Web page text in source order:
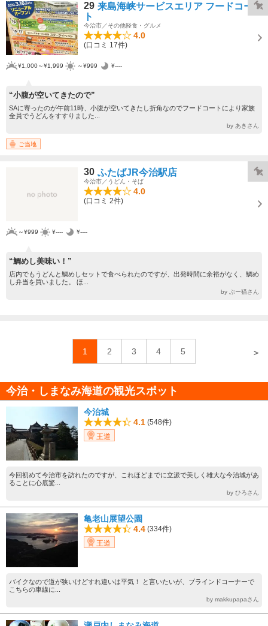
29 来島海峡サービスエリア フードコー
ト
今治市／その他軽食・グルメ
4.0
(口コミ 17件)
¥1,000～¥1,999 ～¥999 ¥----
“小腹が空いてきたので”
SAに寄ったのが午前11時、小腹が空いてきたし折角なのでフードコートにより家族
全員でうどんをすすりました...
by あきさん
ご当地
30 ふたばJR今治駅店
今治市／うどん・そば
4.0
(口コミ 2件)
～¥999 ¥---- ¥----
“鯛めし美味い！”
店内でもうどんと鯛めしセットで食べられたのですが、出発時間に余裕がなく、鯛め
し弁当を買いました。 ほ...
by ぷー猫さん
1 2 3 4 5 ＞
今治・しまなみ海道の観光スポット
今治城
4.1 (548件)
王道
今回初めて今治市を訪れたのですが、これほどまでに立派で美しく雄大な今治城があ
ることに心底驚...
by ひろさん
亀老山展望公園
4.4 (334件)
王道
バイクなので道が狭いけどすれ違いは平気！ と言いたいが、ブラインドコーナーで
こちらの車線に...
by makkupapaさん